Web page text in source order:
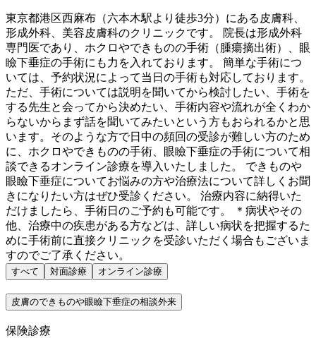
東京都港区西麻布（六本木駅より徒歩3分）にある皮膚科、
形成外科、美容皮膚科のクリニックです。 院長は形成外科
専門医であり、ホクロやできものの手術（腫瘍摘出術）、眼
瞼下垂症の手術にも力を入れております。 簡単な手術につ
いては、予約状況によって当日の手術も対応しております。
ただ、手術については説明を聞いてから検討したい、手術を
する先生と会ってから決めたい、手術内容や流れが全くわか
らないからまず話を聞いてみたいという方もおられるかと思
います。そのような方で日中の頻回の受診が難しい方のため
に、ホクロやできものの手術、眼瞼下垂症の手術について相
談できるオンライン診療を導入いたしました。 できものや
眼瞼下垂症についてお悩みの方や治療法について詳しくお聞
きになりたい方はぜひ受診ください。 治療内容に納得いた
だけましたら、手術日のご予約も可能です。 ＊病状やその
他、治療中の疾患がある方などは、詳しい病状を把握するた
めに手術前に直接クリニックを受診いただく場合もございま
すのでご了承ください。
すべて 対面診療 オンライン診療
皮膚のできものや眼瞼下垂症の相談外来
保険診療